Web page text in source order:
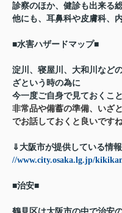
診察のほか、健診も出来る
他にも、耳鼻科や皮膚科、
■水害ハザードマップ■
淀川、寝屋川、大和川など
ざという時の為に
今一度ご自身で見ておくこ
非常品や備蓄の準備、いざ
でお話しておくと良いですね
⇓大阪市が提供している情
//www.city.osaka.lg.jp/
■治安■